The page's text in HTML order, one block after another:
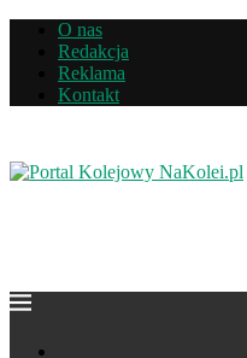
O nas
Redakcja
Reklama
Kontakt